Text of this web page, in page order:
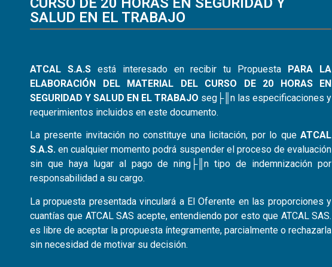
SALUD EN EL TRABAJO
ATCAL S.A.Sestá interesado en recibir tu Propuesta PARA LA
ELABORACIÓN DEL MATERIAL DEL CURSO DE 20 HORAS EN
SEGURIDAD Y SALUD EN EL TRABAJO seg├║n las especificaciones y
requerimientos incluidos en este documento.
La presente invitación no constituye una licitación, por lo que ATCAL
S.A.S. en cualquier momento podrá suspender el proceso de evaluación
sin que haya lugar al pago de ning├║n tipo de indemnización por
responsabilidad a su cargo.
La propuesta presentada vinculará a El Oferente en las proporciones y
cuantías que ATCAL SAS acepte, entendiendo por esto que ATCAL SAS.
es libre de aceptar la propuesta íntegramente, parcialmente o rechazarla
sin necesidad de motivar su decisión.